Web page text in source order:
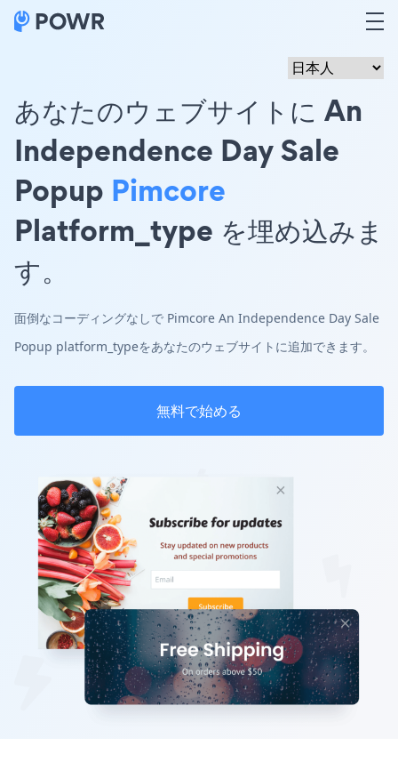
あなたのウェブサイトに An
Independence Day Sale
Popup Pimcore
Platform_type を埋め込みま
す。
面倒なコーディングなしで Pimcore An Independence Day Sale
Popup platform_typeをあなたのウェブサイトに追加できます。
無料で始める